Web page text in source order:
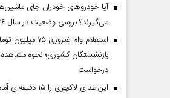
آیا خودروهای خودران جای
می‌گیرند؟ بررسی وضعیت در سال ۲۰۲۶
استعلام وام ضروری ۷۵
بازنشستگان کشوری؛ نحوه
درخواست
این غذای لاکچری را ۱۵ دقیقه‌ای آماده کنید